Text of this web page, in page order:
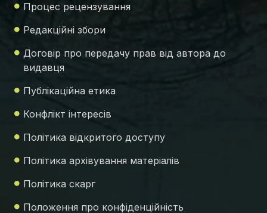
Процес рецензування
Редакційні збори
Договір про передачу прав від автора до
видавця
Публікаційна етика
Конфлікт інтересів
Політика відкритого доступу
Політика архівування матеріалів
Політика скарг
Положення про конфіденційність